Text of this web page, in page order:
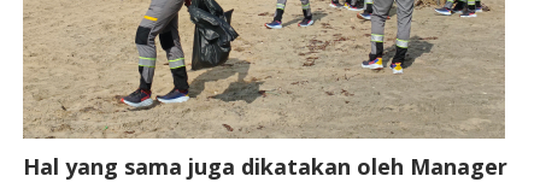
Hal yang sama juga dikatakan oleh Manager